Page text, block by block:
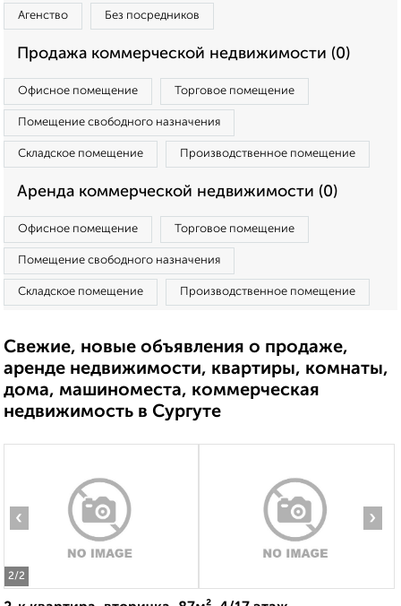
Агенство Без посредников
Продажа коммерческой недвижимости (0)
Офисное помещение Торговое помещение
Помещение свободного назначения
Складское помещение Производственное помещение
Аренда коммерческой недвижимости (0)
Офисное помещение Торговое помещение
Помещение свободного назначения
Складское помещение Производственное помещение
Свежие, новые объявления о продаже,
аренде недвижимости, квартиры, комнаты,
дома, машиноместа, коммерческая
недвижимость в Сургуте
2/2
‹ ›